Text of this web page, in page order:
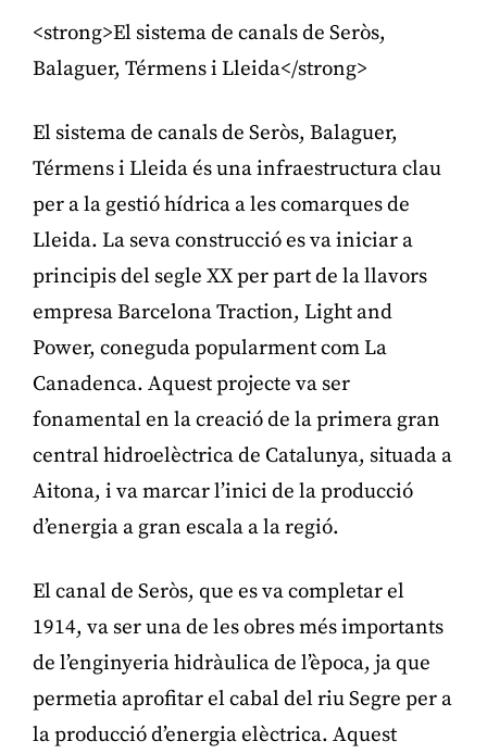
<strong>El sistema de canals de Seròs,
Balaguer, Térmens i Lleida</strong>
El sistema de canals de Seròs, Balaguer,
Térmens i Lleida és una infraestructura clau
per a la gestió hídrica a les comarques de
Lleida. La seva construcció es va iniciar a
principis del segle XX per part de la llavors
empresa Barcelona Traction, Light and
Power, coneguda popularment com La
Canadenca. Aquest projecte va ser
fonamental en la creació de la primera gran
central hidroelèctrica de Catalunya, situada a
Aitona, i va marcar l’inici de la producció
d’energia a gran escala a la regió.
El canal de Seròs, que es va completar el
1914, va ser una de les obres més importants
de l’enginyeria hidràulica de l’època, ja que
permetia aprofitar el cabal del riu Segre per a
la producció d’energia elèctrica. Aquest